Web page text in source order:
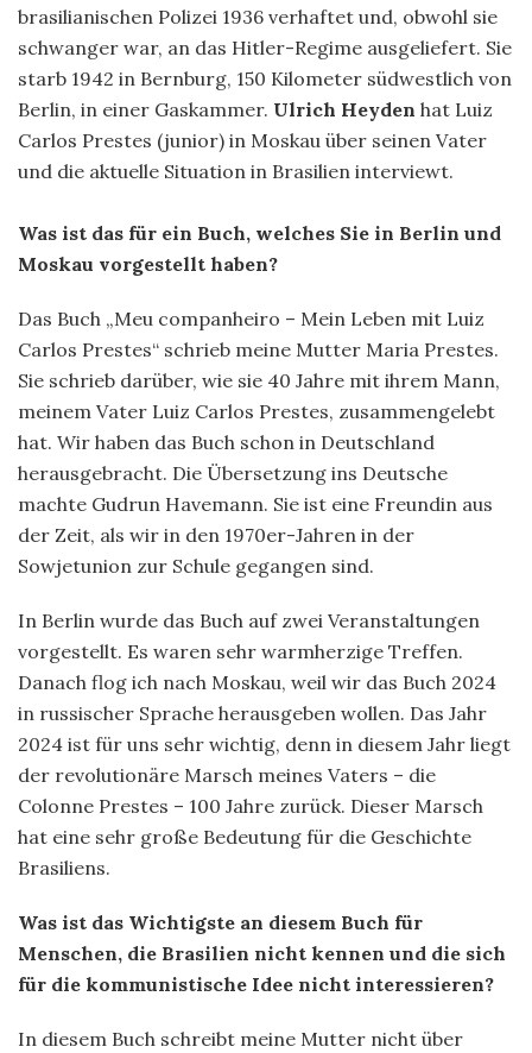
brasilianischen Polizei 1936 verhaftet und, obwohl sie
schwanger war, an das Hitler-Regime ausgeliefert. Sie
starb 1942 in Bernburg, 150 Kilometer südwestlich von
Berlin, in einer Gaskammer. Ulrich Heyden hat Luiz
Carlos Prestes (junior) in Moskau über seinen Vater
und die aktuelle Situation in Brasilien interviewt.
Was ist das für ein Buch, welches Sie in Berlin und
Moskau vorgestellt haben?
Das Buch „Meu companheiro – Mein Leben mit Luiz
Carlos Prestes“ schrieb meine Mutter Maria Prestes.
Sie schrieb darüber, wie sie 40 Jahre mit ihrem Mann,
meinem Vater Luiz Carlos Prestes, zusammengelebt
hat. Wir haben das Buch schon in Deutschland
herausgebracht. Die Übersetzung ins Deutsche
machte Gudrun Havemann. Sie ist eine Freundin aus
der Zeit, als wir in den 1970er-Jahren in der
Sowjetunion zur Schule gegangen sind.
In Berlin wurde das Buch auf zwei Veranstaltungen
vorgestellt. Es waren sehr warmherzige Treffen.
Danach flog ich nach Moskau, weil wir das Buch 2024
in russischer Sprache herausgeben wollen. Das Jahr
2024 ist für uns sehr wichtig, denn in diesem Jahr liegt
der revolutionäre Marsch meines Vaters – die
Colonne Prestes – 100 Jahre zurück. Dieser Marsch
hat eine sehr große Bedeutung für die Geschichte
Brasiliens.
Was ist das Wichtigste an diesem Buch für
Menschen, die Brasilien nicht kennen und die sich
für die kommunistische Idee nicht interessieren?
In diesem Buch schreibt meine Mutter nicht über